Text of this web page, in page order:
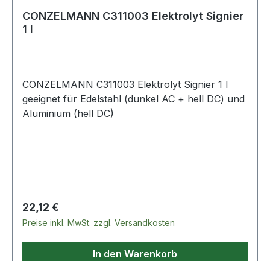
CONZELMANN C311003 Elektrolyt Signier
1 l
CONZELMANN C311003 Elektrolyt Signier 1 l
geeignet für Edelstahl (dunkel AC + hell DC) und
Aluminium (hell DC)
Regulärer Preis:
22,12 €
Preise inkl. MwSt. zzgl. Versandkosten
In den Warenkorb